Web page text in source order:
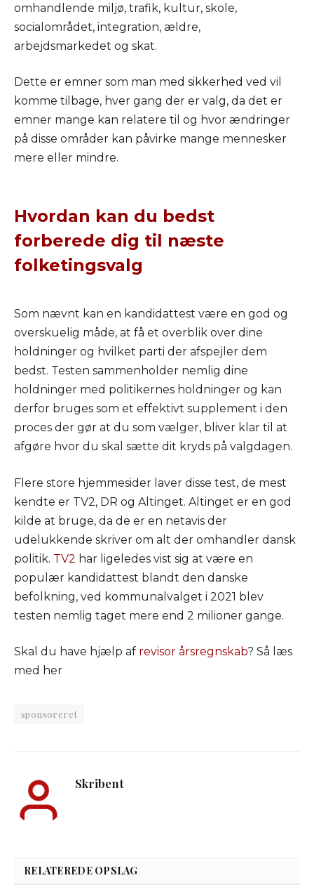
omhandlende miljø, trafik, kultur, skole,
socialområdet, integration, ældre,
arbejdsmarkedet og skat.
Dette er emner som man med sikkerhed ved vil
komme tilbage, hver gang der er valg, da det er
emner mange kan relatere til og hvor ændringer
på disse områder kan påvirke mange mennesker
mere eller mindre.
Hvordan kan du bedst
forberede dig til næste
folketingsvalg
Som nævnt kan en kandidattest være en god og
overskuelig måde, at få et overblik over dine
holdninger og hvilket parti der afspejler dem
bedst. Testen sammenholder nemlig dine
holdninger med politikernes holdninger og kan
derfor bruges som et effektivt supplement i den
proces der gør at du som vælger, bliver klar til at
afgøre hvor du skal sætte dit kryds på valgdagen.
Flere store hjemmesider laver disse test, de mest
kendte er TV2, DR og Altinget. Altinget er en god
kilde at bruge, da de er en netavis der
udelukkende skriver om alt der omhandler dansk
politik. TV2 har ligeledes vist sig at være en
populær kandidattest blandt den danske
befolkning, ved kommunalvalget i 2021 blev
testen nemlig taget mere end 2 milioner gange.
Skal du have hjælp af revisor årsregnskab? Så læs
med her
sponsoreret
Skribent
RELATEREDE OPSLAG